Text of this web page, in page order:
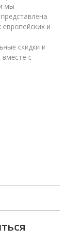
мы
и
скидки и
с